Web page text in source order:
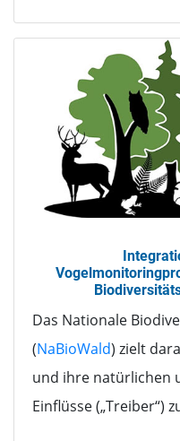
Das Nationale
(NaBioWald) zielt
und ihre natürlichen
Einflüsse („Treiber“)